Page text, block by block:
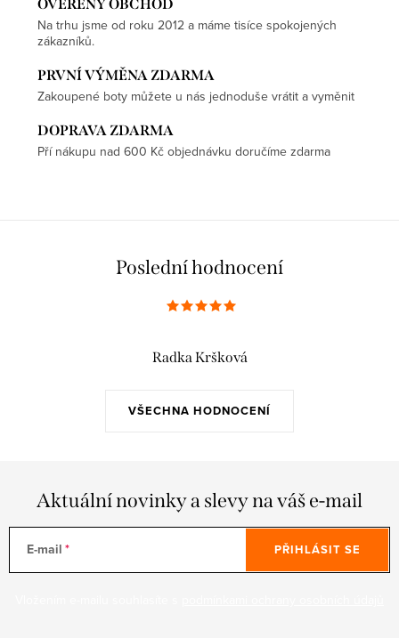
OVĚŘENÝ OBCHOD
Na trhu jsme od roku 2012 a máme tisíce spokojených
zákazníků.
PRVNÍ VÝMĚNA ZDARMA
Zakoupené boty můžete u nás jednoduše vrátit a vyměnit
DOPRAVA ZDARMA
Pří nákupu nad 600 Kč objednávku doručíme zdarma
Poslední hodnocení
VŠECHNA HODNOCENÍ
Radka Kršková
Aktuální novinky a slevy na váš e-mail
E-mail PŘIHLÁSIT SE